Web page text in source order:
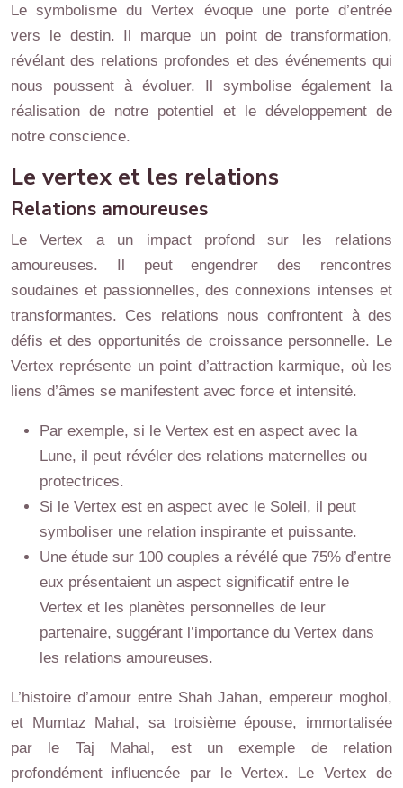
Le symbolisme du Vertex évoque une porte d’entrée
vers le destin. Il marque un point de transformation,
révélant des relations profondes et des événements qui
nous poussent à évoluer. Il symbolise également la
réalisation de notre potentiel et le développement de
notre conscience.
Le vertex et les relations
Relations amoureuses
Le Vertex a un impact profond sur les relations
amoureuses. Il peut engendrer des rencontres
soudaines et passionnelles, des connexions intenses et
transformantes. Ces relations nous confrontent à des
défis et des opportunités de croissance personnelle. Le
Vertex représente un point d’attraction karmique, où les
liens d’âmes se manifestent avec force et intensité.
Par exemple, si le Vertex est en aspect avec la
Lune, il peut révéler des relations maternelles ou
protectrices.
Si le Vertex est en aspect avec le Soleil, il peut
symboliser une relation inspirante et puissante.
Une étude sur 100 couples a révélé que 75% d’entre
eux présentaient un aspect significatif entre le
Vertex et les planètes personnelles de leur
partenaire, suggérant l’importance du Vertex dans
les relations amoureuses.
L’histoire d’amour entre Shah Jahan, empereur moghol,
et Mumtaz Mahal, sa troisième épouse, immortalisée
par le Taj Mahal, est un exemple de relation
profondément influencée par le Vertex. Le Vertex de